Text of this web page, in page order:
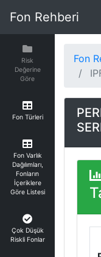
Fon Rehberi
Risk
Değerine
Göre
Fon Türleri
Fon Varlık
Dağılımları,
Fonların
İçeriklere
Göre Listesi
Çok Düşük
Riskli Fonlar
Fon